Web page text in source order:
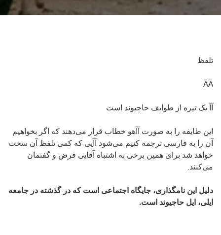
تلفظ
ĀĀ
آآ یک تیره از طوایف حاجیوند است
این طایفه را به صورت آآهو خطاب قرار می‌دهند که اگر بخواهیم
آن را به فارسی ترجمه کنیم می‌شود آآیی که کمی تلفظ آن سخت
خواهد شد برای همین برخی به اشتباه آقایی فرض و گفتمان
می‌کنند.
دلیل این نامگذاری، جایگاه اجتماعی است که در گذشته در جامعه
ایلی، ایل حاجیوند است.